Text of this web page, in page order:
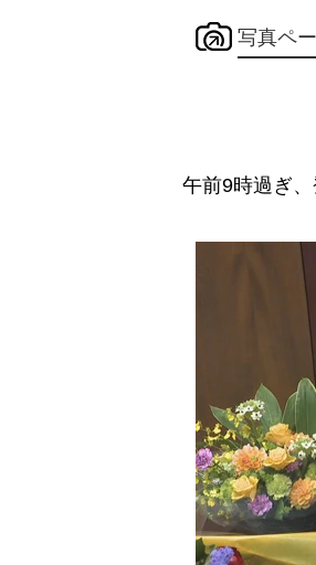
写真ペ
午前9時過ぎ、